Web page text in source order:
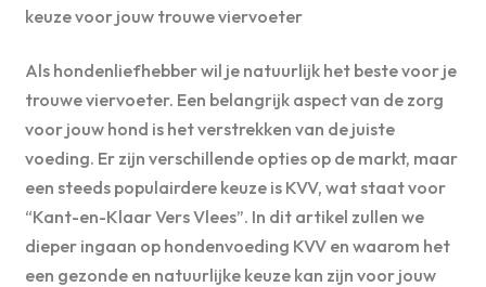
keuze voor jouw trouwe viervoeter
Als hondenliefhebber wil je natuurlijk het beste voor je
trouwe viervoeter. Een belangrijk aspect van de zorg
voor jouw hond is het verstrekken van de juiste
voeding. Er zijn verschillende opties op de markt, maar
een steeds populairdere keuze is KVV, wat staat voor
“Kant-en-Klaar Vers Vlees”. In dit artikel zullen we
dieper ingaan op hondenvoeding KVV en waarom het
een gezonde en natuurlijke keuze kan zijn voor jouw